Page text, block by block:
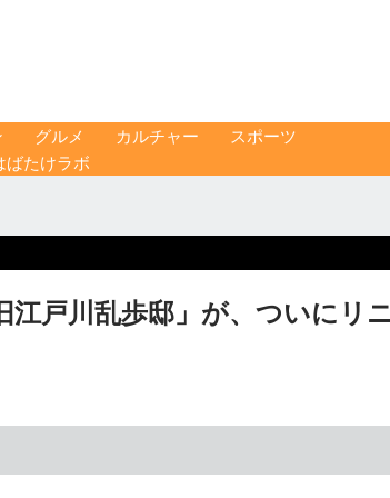
グルメ カルチャー
スポーツ
ばたけラボ
江戸川乱歩邸」が、ついにリ